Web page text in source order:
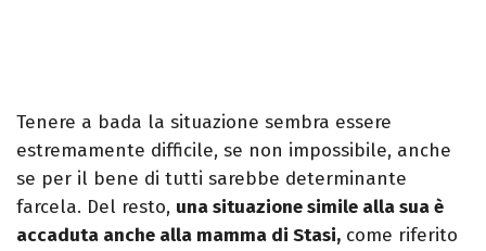
Tenere a bada la situazione sembra essere
estremamente difficile, se non impossibile, anche
se per il bene di tutti sarebbe determinante
farcela. Del resto, una situazione simile alla sua è
accaduta anche alla mamma di Stasi, come riferito